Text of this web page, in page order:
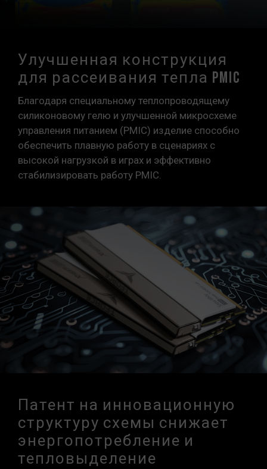
Улучшенная конструкция
для рассеивания тепла PMIC
Благодаря специальному теплопроводящему
силиконовому гелю и улучшенной микросхеме
управления питанием (PMIC) изделие способно
обеспечить плавную работу в сценариях с
высокой нагрузкой в играх и эффективно
стабилизировать работу PMIC.
Патент на инновационную
структуру схемы снижает
энергопотребление и
тепловыделение